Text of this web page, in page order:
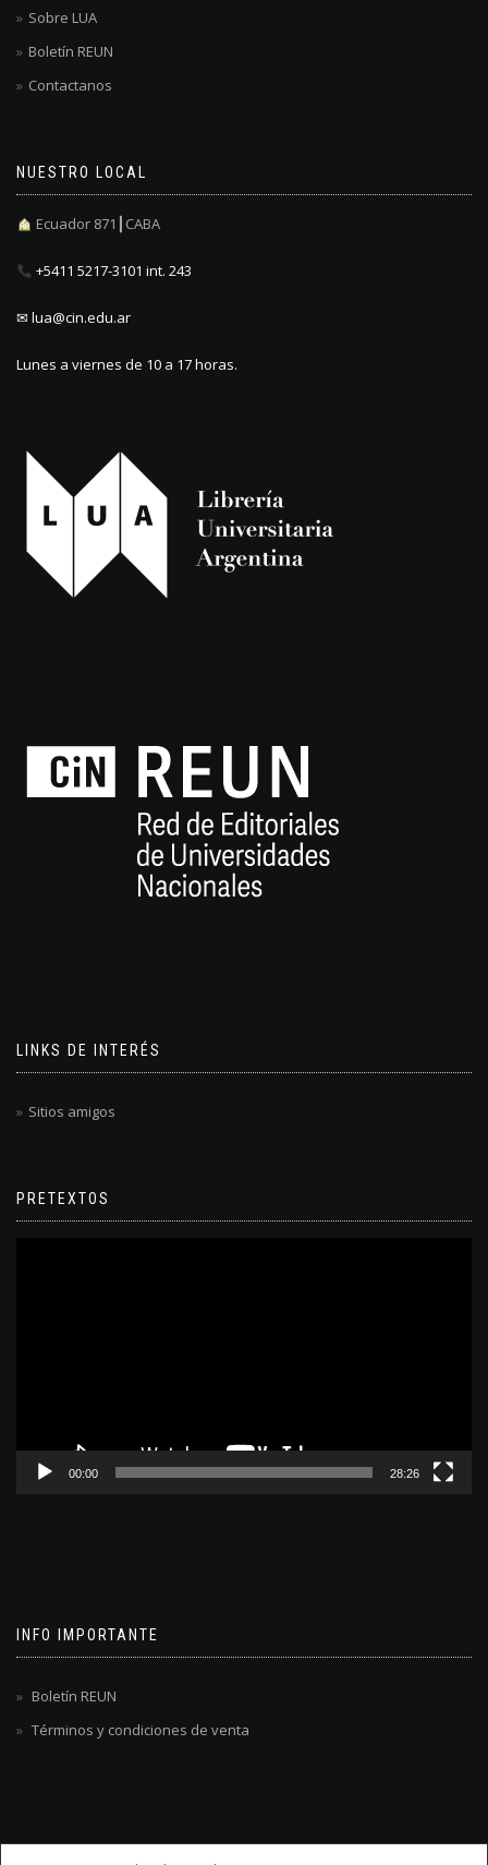
Sobre LUA
Boletín REUN
Contactanos
NUESTRO LOCAL
Ecuador 871┃CABA
+5411 5217-3101 int. 243
✉ lua@cin.edu.ar
Lunes a viernes de 10 a 17 horas.
LINKS DE INTERÉS
Sitios amigos
PRETEXTOS
00:00 28:26
INFO IMPORTANTE
Boletín REUN
Términos y condiciones de venta